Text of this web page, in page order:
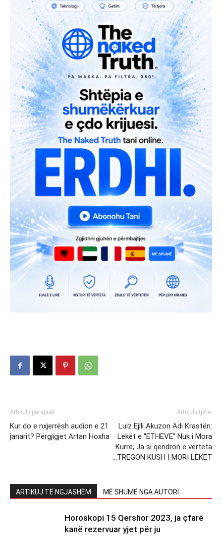
Artikulli paraprak
Kur do e nxjerrësh audion e 21
janarit? Përgjigjet Artan Hoxha
Artikulli tjetër
Luiz Ejlli Akuzon Adi Krastën:
Lekët e “ETHEVE” Nuk i Mora
Kurrë, Ja si qëndron e verteta
…TREGON KUSH I MORI LEKET
ARTIKUJ TË NGJASHËM MË SHUMË NGA AUTORI
Horoskopi 15 Qershor 2023, ja çfarë
kanë rezervuar yjet për ju